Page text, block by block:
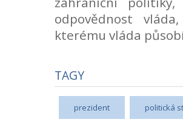
odpovědnost
kterému vláda
TAGY
prezident politická